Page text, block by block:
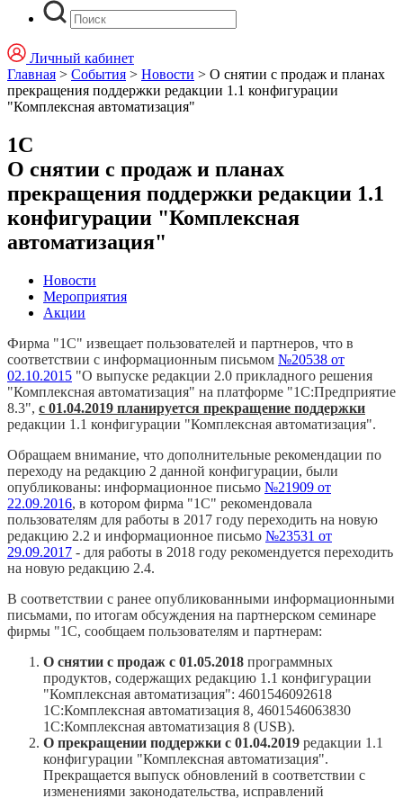
Личный кабинет
Главная > События > Новости > О снятии с продаж и планах
прекращения поддержки редакции 1.1 конфигурации
"Комплексная автоматизация"
1С
О снятии с продаж и планах
прекращения поддержки редакции 1.1
конфигурации "Комплексная
автоматизация"
Новости
Мероприятия
Акции
Фирма "1С" извещает пользователей и партнеров, что в
соответствии с информационным письмом №20538 от
02.10.2015 "О выпуске редакции 2.0 прикладного решения
"Комплексная автоматизация" на платформе "1С:Предприятие
8.3", с 01.04.2019 планируется прекращение поддержки
редакции 1.1 конфигурации "Комплексная автоматизация".
Обращаем внимание, что дополнительные рекомендации по
переходу на редакцию 2 данной конфигурации, были
опубликованы: информационное письмо №21909 от
22.09.2016, в котором фирма "1С" рекомендовала
пользователям для работы в 2017 году переходить на новую
редакцию 2.2 и информационное письмо №23531 от
29.09.2017 - для работы в 2018 году рекомендуется переходить
на новую редакцию 2.4.
В соответствии с ранее опубликованными информационными
письмами, по итогам обсуждения на партнерском семинаре
фирмы "1С, сообщаем пользователям и партнерам:
О снятии с продаж с 01.05.2018 программных
продуктов, содержащих редакцию 1.1 конфигурации
"Комплексная автоматизация": 4601546092618
1С:Комплексная автоматизация 8, 4601546063830
1С:Комплексная автоматизация 8 (USB).
О прекращении поддержки с 01.04.2019 редакции 1.1
конфигурации "Комплексная автоматизация".
Прекращается выпуск обновлений в соответствии с
изменениями законодательства, исправлений